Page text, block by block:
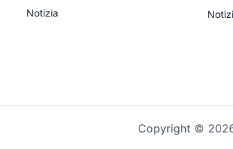
Notizia
Copyright ©